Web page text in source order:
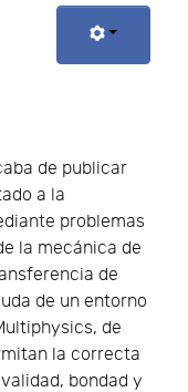
de publicar
a la
problemas
la mecánica de
de
de un entorno
de
la correcta
bondad y